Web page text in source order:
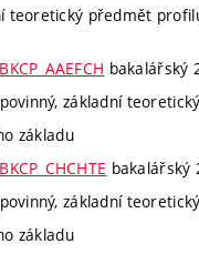
teoretický předmět
BKCP_AAEFCH bakalářský
základní
základu
BKCP_CHCHTE bakalářský
základní
základu